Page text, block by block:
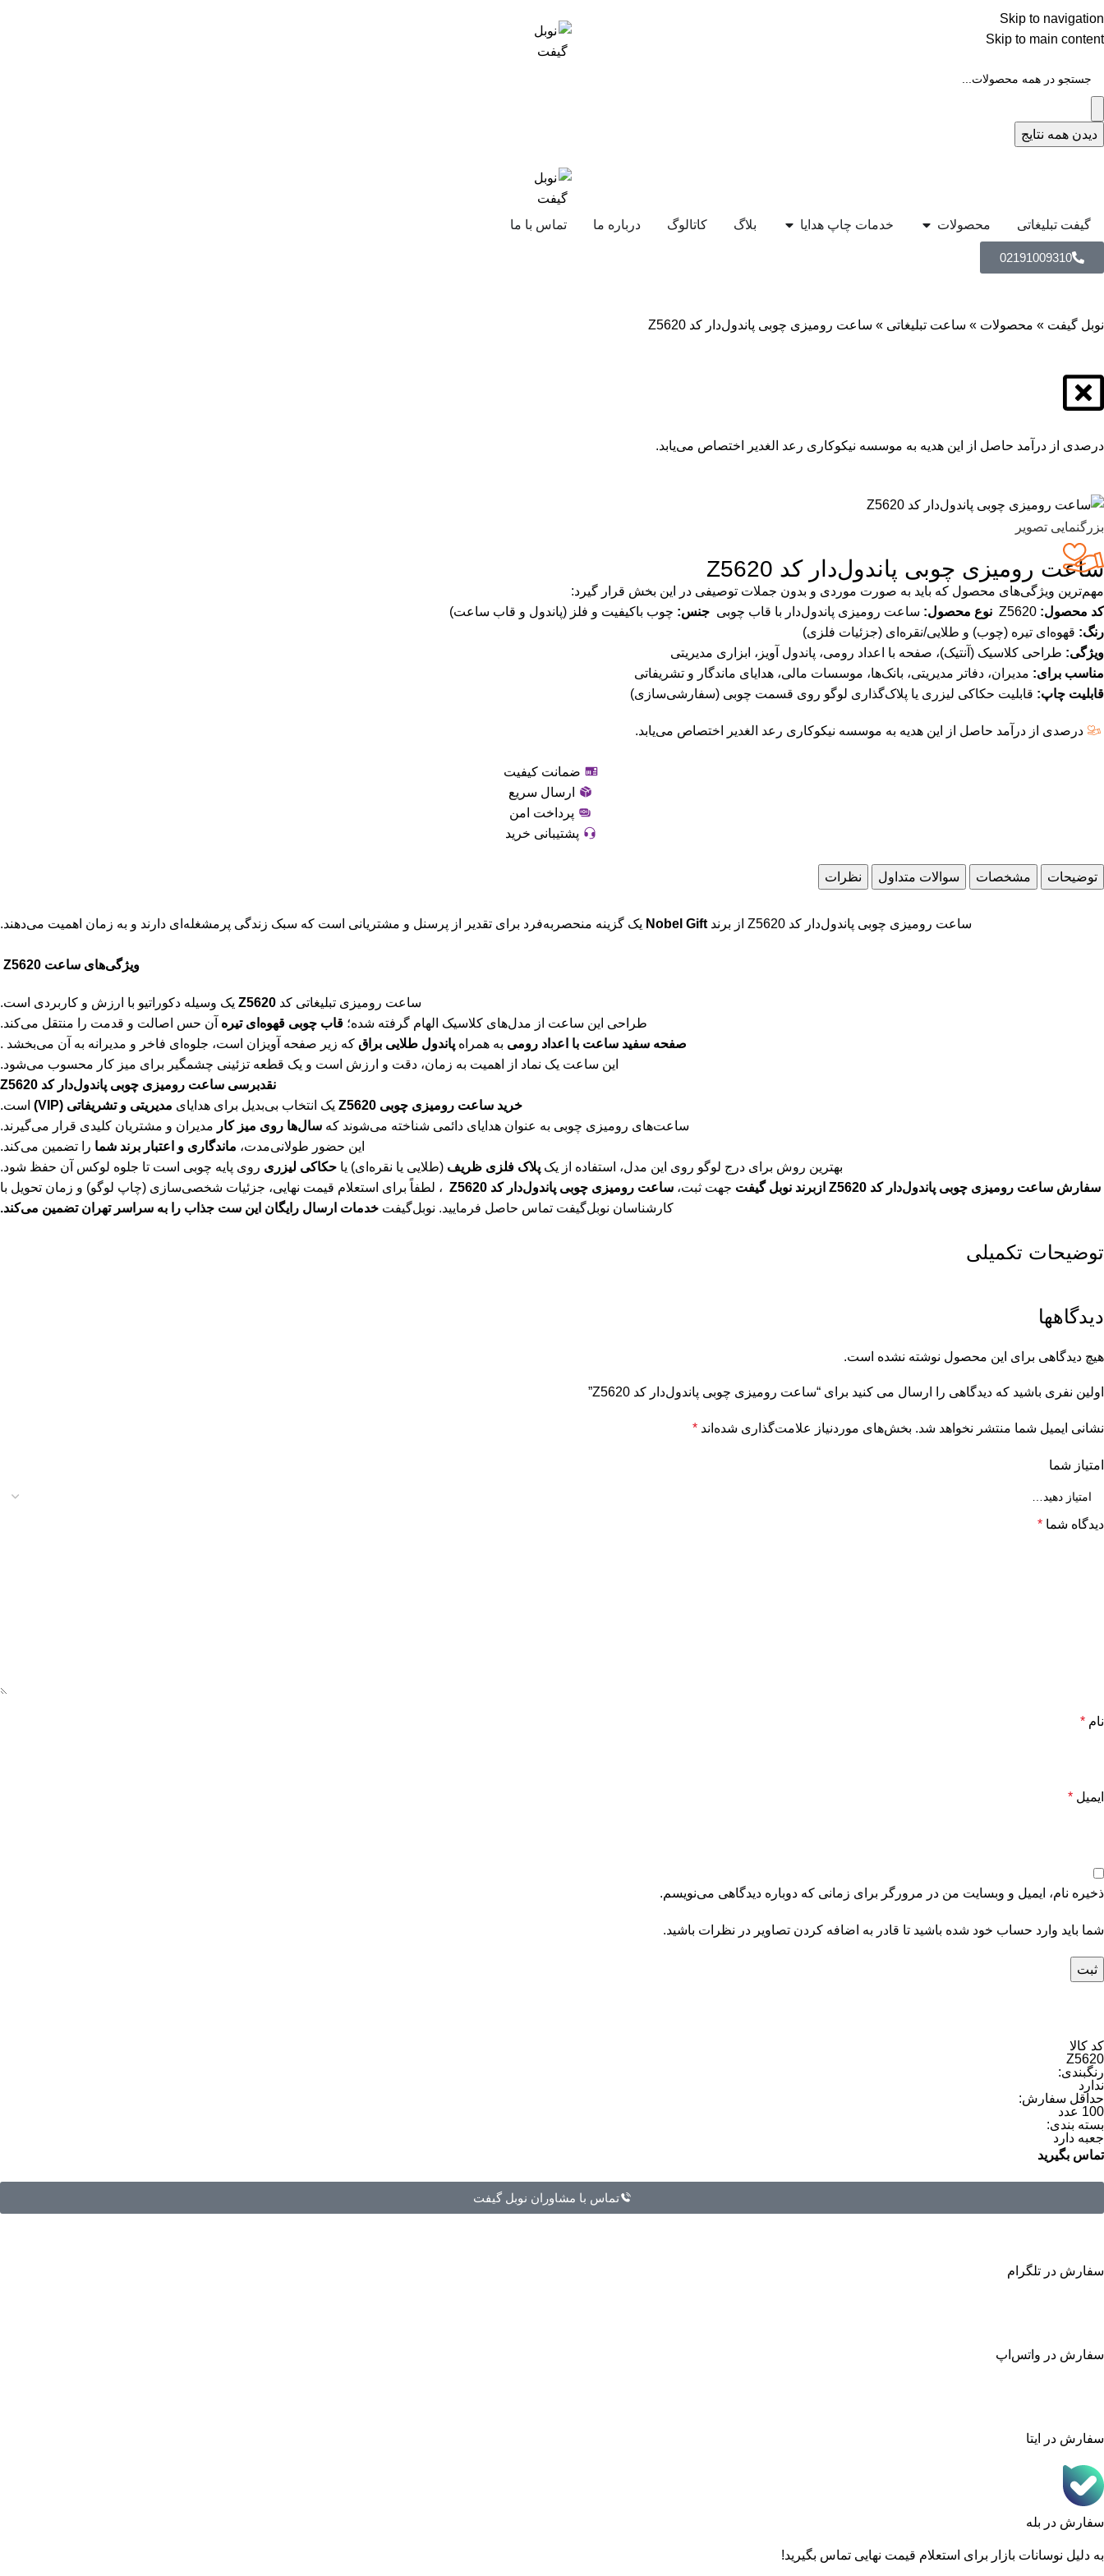
Skip to navigation
Skip to main content
دیدن همه نتایج
گیفت تبلیغاتی محصولات خدمات چاپ هدایا بلاگ کاتالوگ درباره ما تماس با ما
02191009310
نوبل گیفت » محصولات » ساعت تبلیغاتی » ساعت رومیزی چوبی پاندول‌دار کد Z5620
درصدی از درآمد حاصل از این هدیه به موسسه نیکوکاری رعد الغدیر اختصاص می‌یابد.
بزرگنمایی تصویر
ساعت رومیزی چوبی پاندول‌دار کد Z5620
مهم‌ترین ویژگی‌های محصول که باید به صورت موردی و بدون جملات توصیفی در این بخش قرار گیرد:
کد محصول:
نوع محصول: ساعت رومیزی پاندول‌دار با قاب چوبی جنس: چوب باکیفیت و فلز (پاندول و قاب ساعت)
رنگ: قهوه‌ای تیره (چوب) و طلایی/نقره‌ای (جزئیات فلزی)
ویژگی: طراحی کلاسیک (آنتیک)، صفحه با اعداد رومی، پاندول آویز، ابزاری مدیریتی
مناسب برای: مدیران، دفاتر مدیریتی، بانک‌ها، موسسات مالی، هدایای ماندگار و تشریفاتی
قابلیت چاپ: قابلیت حکاکی لیزری یا پلاک‌گذاری لوگو روی قسمت چوبی (سفارشی‌سازی)
درصدی از درآمد حاصل از این هدیه به موسسه نیکوکاری رعد الغدیر اختصاص می‌یابد.
ضمانت کیفیت
ارسال سریع
پرداخت امن
پشتیبانی خرید
توضیحات مشخصات سوالات متداول نظرات
ساعت رومیزی چوبی پاندول‌دار کد Z5620 از برند Nobel Gift یک گزینه منحصربه‌فرد برای تقدیر از پرسنل و مشتریانی است که سبک زندگی پرمشغله‌ای دارند و به زمان اهمیت می‌دهند.
ویژگی‌های ساعت Z5620
ساعت رومیزی تبلیغاتی کد Z5620 یک وسیله دکوراتیو با ارزش و کاربردی است.
طراحی این ساعت از مدل‌های کلاسیک الهام گرفته شده؛ قاب چوبی قهوه‌ای تیره آن حس اصالت و قدمت را منتقل می‌کند.
صفحه سفید ساعت با اعداد رومی به همراه پاندول طلایی براق که زیر صفحه آویزان است، جلوه‌ای فاخر و مدیرانه به آن می‌بخشد .
این ساعت یک نماد از اهمیت به زمان، دقت و ارزش است و یک قطعه تزئینی چشمگیر برای میز کار محسوب می‌شود.
نقدبرسی ساعت رومیزی چوبی پاندول‌دار کد Z5620
خرید ساعت رومیزی چوبی Z5620
یک انتخاب بی‌بدیل برای هدایای مدیریتی و تشریفاتی (VIP)
است.
ساعت‌های رومیزی چوبی به عنوان هدایای دائمی شناخته می‌شوند که سال‌ها روی میز کار مدیران و مشتریان کلیدی قرار می‌گیرند.
این حضور طولانی‌مدت، ماندگاری و اعتبار برند شما را تضمین می‌کند.
بهترین روش برای درج لوگو روی این مدل، استفاده از یک پلاک فلزی ظریف (طلایی یا نقره‌ای) یا حکاکی لیزری روی پایه چوبی است تا جلوه لوکس آن حفظ شود.
سفارش ساعت رومیزی چوبی پاندول‌دار کد Z5620 ازبرند نوبل گیفت
جهت ثبت، ساعت رومیزی چوبی پاندول‌دار کد Z5620
، لطفاً برای استعلام قیمت نهایی، جزئیات شخصی‌سازی (چاپ لوگو) و زمان تحویل با
کارشناسان نوبل‌گیفت تماس حاصل فرمایید. نوبل‌گیفت خدمات ارسال رایگان این ست جذاب را به سراسر تهران تضمین می‌کند.
توضیحات تکمیلی
دیدگاهها
هیچ دیدگاهی برای این محصول نوشته نشده است.
اولین نفری باشید که دیدگاهی را ارسال می کنید برای “ساعت رومیزی چوبی پاندول‌دار کد Z5620”
نشانی ایمیل شما منتشر نخواهد شد. بخش‌های موردنیاز علامت‌گذاری شده‌اند *
امتیاز شما
دیدگاه شما *
نام *
ایمیل *
ذخیره نام، ایمیل و وبسایت من در مرورگر برای زمانی که دوباره دیدگاهی می‌نویسم.
شما باید وارد حساب خود شده باشید تا قادر به اضافه کردن تصاویر در نظرات باشید.
کد کالا
Z5620
رنگبندی:
ندارد
حداقل سفارش:
100 عدد
بسته بندی:
جعبه دارد
تماس بگیرید
تماس با مشاوران نوبل گیفت
سفارش در تلگرام
سفارش در واتس‌اپ
سفارش در ایتا
سفارش در بله
به دلیل نوسانات بازار برای استعلام قیمت نهایی تماس بگیرید!